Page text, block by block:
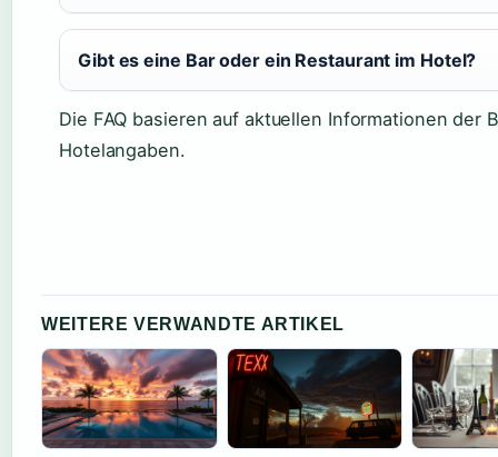
Gibt es eine Bar oder ein Restaurant im Hotel?
Die FAQ basieren auf aktuellen Informationen der
Hotelangaben.
WEITERE VERWANDTE ARTIKEL